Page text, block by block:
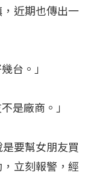
近期也傳出一
台。」
是廠商。」
要幫女朋友買
立刻報警，經